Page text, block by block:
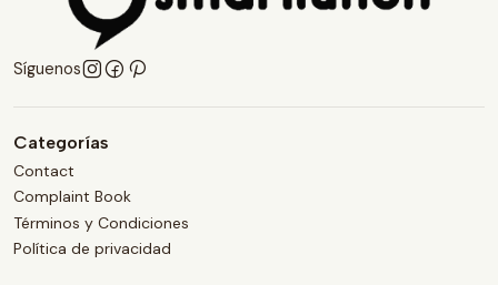
Síguenos
Categorías
Contact
Complaint Book
Términos y Condiciones
Política de privacidad